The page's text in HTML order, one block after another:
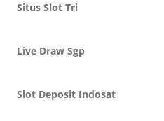
Situs Slot Tri
Live Draw Sgp
Slot Deposit Indosat